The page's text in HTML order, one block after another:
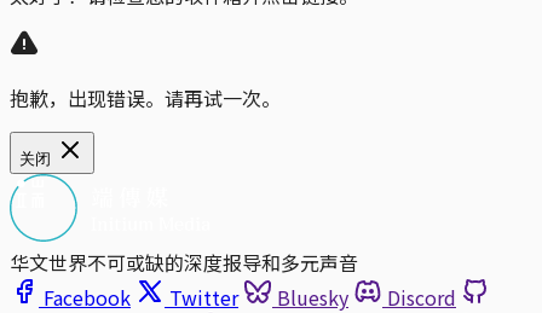
抱歉，出现错误。请再试一次。
关闭
华文世界不可或缺的深度报导和多元声音
Facebook
Twitter Bluesky
Discord